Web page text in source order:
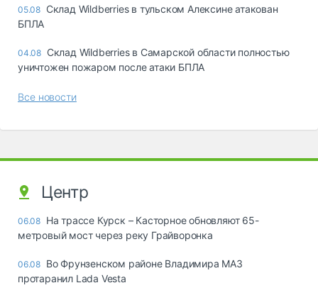
05.08 Склад Wildberries в тульском Алексине атакован
БПЛА
04.08 Склад Wildberries в Самарской области полностью
уничтожен пожаром после атаки БПЛА
Все новости
Центр
06.08 На трассе Курск – Касторное обновляют 65-
метровый мост через реку Грайворонка
06.08 Во Фрунзенском районе Владимира МАЗ
протаранил Lada Vesta